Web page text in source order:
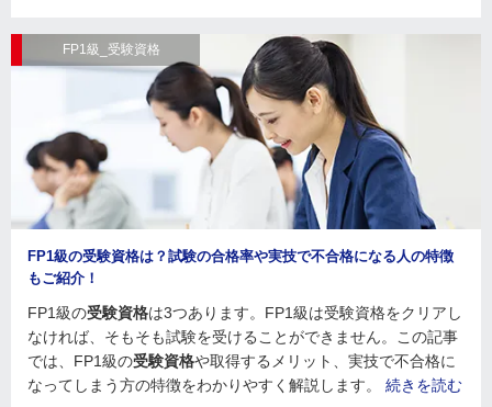
FP1級_受験資格
FP1級の受験資格は？試験の合格率や実技で不合格になる人の特徴
もご紹介！
FP1級の受験資格は3つあります。FP1級は受験資格をクリアし
なければ、そもそも試験を受けることができません。この記事
では、FP1級の受験資格や取得するメリット、実技で不合格に
なってしまう方の特徴をわかりやすく解説します。 続きを読む